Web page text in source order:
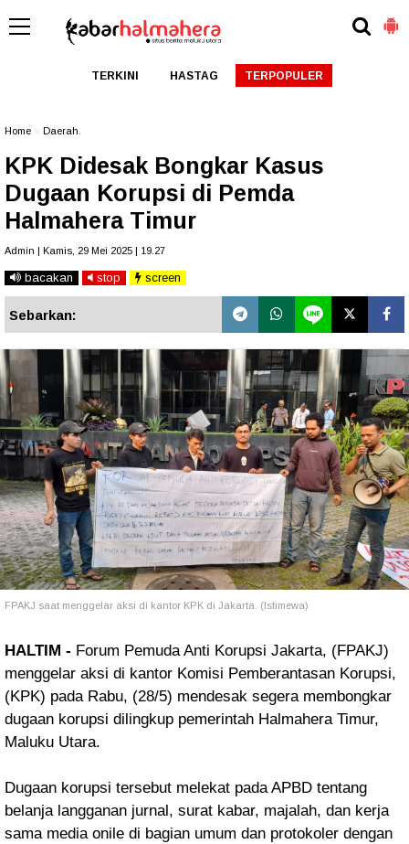
TERKINI HASTAG TERPOPULER
Home Daerah.
KPK Didesak Bongkar Kasus
Dugaan Korupsi di Pemda
Halmahera Timur
Admin | Kamis, 29 Mei 2025 | 19.27
bacakan stop screen
Sebarkan:
FPAKJ saat menggelar aksi di kantor KPK di Jakarta. (Istimewa)
HALTIM - Forum Pemuda Anti Korupsi Jakarta, (FPAKJ)
menggelar aksi di kantor Komisi Pemberantasan Korupsi,
(KPK) pada Rabu, (28/5) mendesak segera membongkar
dugaan korupsi dilingkup pemerintah Halmahera Timur,
Maluku Utara.
Dugaan korupsi tersebut melekat pada APBD tentang
belanja langganan jurnal, surat kabar, majalah, dan kerja
sama media onile di bagian umum dan protokoler dengan